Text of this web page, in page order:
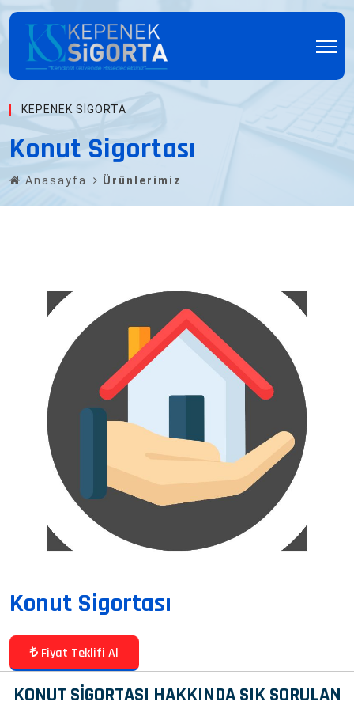
KEPENEK SIGORTA
Konut Sigortası
Anasayfa Ürünlerimiz
Konut Sigortası
Fiyat Teklifi Al
KONUT SİGORTASI HAKKINDA SIK SORULAN